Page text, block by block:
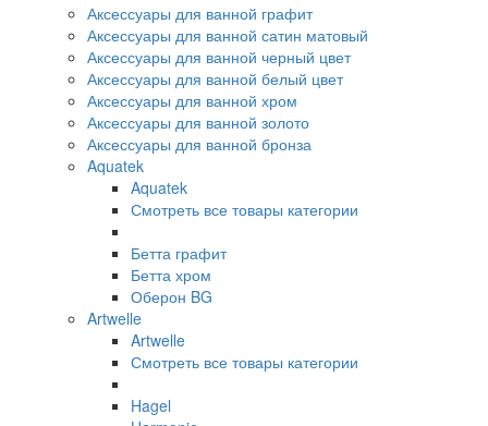
Аксессуары для ванной графит
Аксессуары для ванной сатин матовый
Аксессуары для ванной черный цвет
Аксессуары для ванной белый цвет
Аксессуары для ванной хром
Аксессуары для ванной золото
Аксессуары для ванной бронза
Aquatek
Aquatek
Смотреть все товары категории
Бетта графит
Бетта хром
Оберон BG
Artwelle
Artwelle
Смотреть все товары категории
Hagel